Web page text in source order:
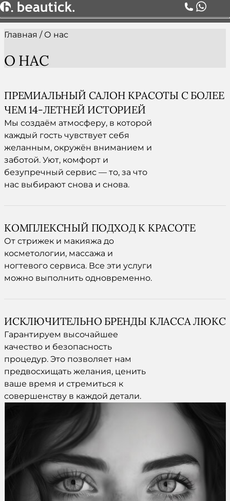
БЛОГ
Главная / О нас
О НАС
ПРЕМИАЛЬНЫЙ САЛОН КРАСОТЫ С БОЛЕЕ
ЧЕМ 14-ЛЕТНЕЙ ИСТОРИЕЙ
Мы создаём атмосферу, в которой
каждый гость чувствует себя
желанным, окружён вниманием и
заботой. Уют, комфорт и
безупречный сервис — то, за что
нас выбирают снова и снова.
КОМПЛЕКСНЫЙ ПОДХОД К КРАСОТЕ
От стрижек и макияжа до
косметологии, массажа и
ногтевого сервиса. Все эти услуги
можно выполнить одновременно.
ИСКЛЮЧИТЕЛЬНО БРЕНДЫ КЛАССА ЛЮКС
Гарантируем высочайшее
качество и безопасность
процедур. Это позволяет нам
предвосхищать желания, ценить
ваше время и стремиться к
совершенству в каждой детали.